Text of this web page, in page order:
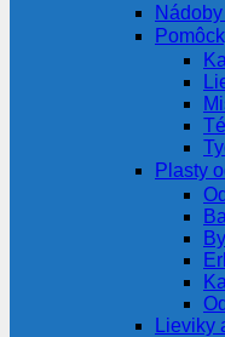
Plasty
Lieviky